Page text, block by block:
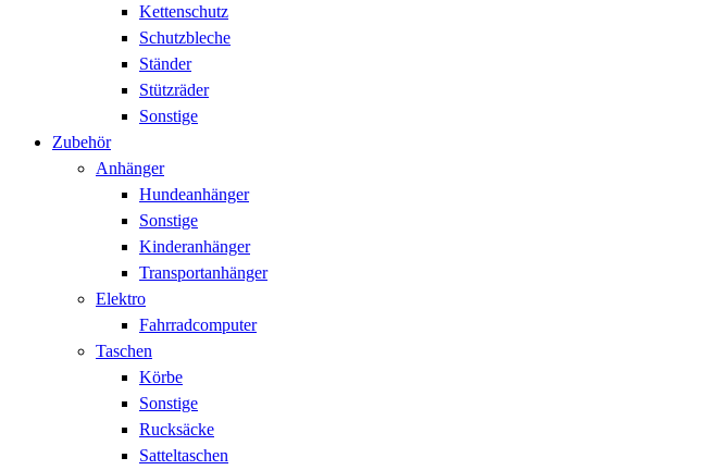
Kettenschutz
Schutzbleche
Ständer
Stützräder
Sonstige
Zubehör
Anhänger
Hundeanhänger
Sonstige
Kinderanhänger
Transportanhänger
Elektro
Fahrradcomputer
Taschen
Körbe
Sonstige
Rucksäcke
Satteltaschen